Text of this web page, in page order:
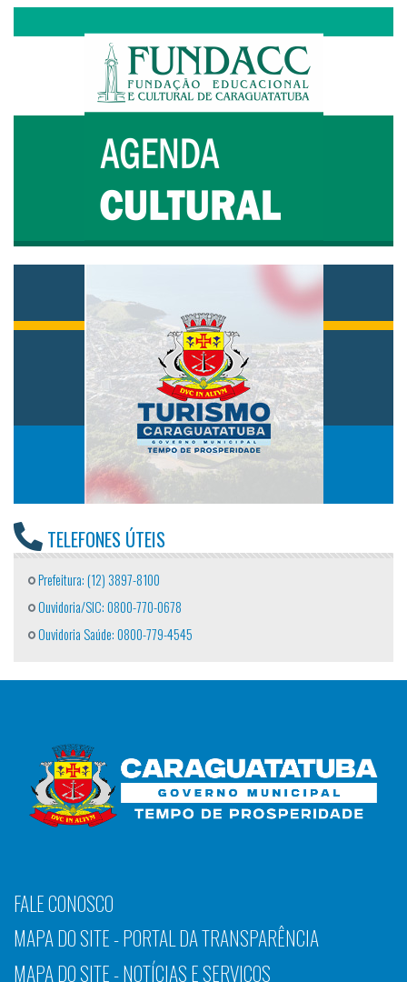
TELEFONES ÚTEIS
Prefeitura: (12) 3897-8100
Ouvidoria/SIC: 0800-770-0678
Ouvidoria Saúde: 0800-779-4545
FALE CONOSCO
MAPA DO SITE - PORTAL DA TRANSPARÊNCIA
MAPA DO SITE - NOTÍCIAS E SERVIÇOS